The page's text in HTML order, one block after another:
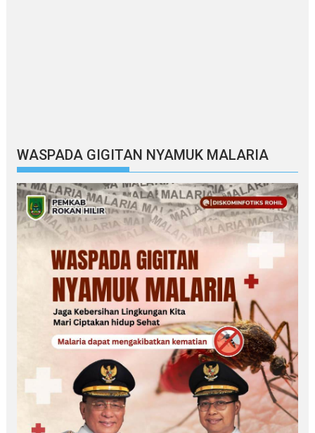
WASPADA GIGITAN NYAMUK MALARIA